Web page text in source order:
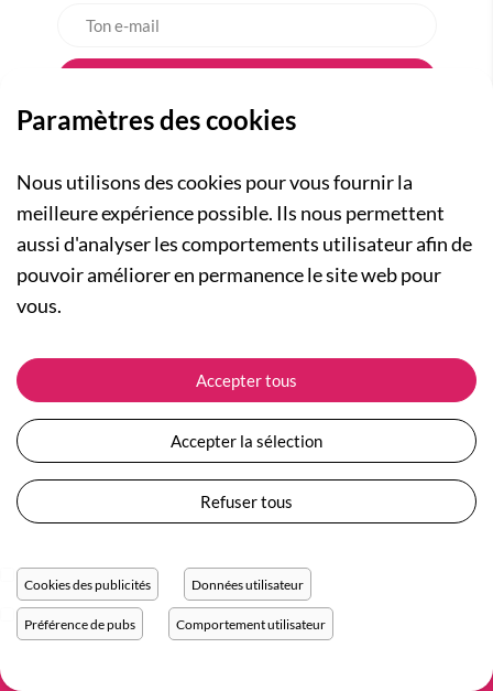
A PROPOS
Qui sommes-nous ?
Actualités
Nos engagements
Plan du site
Devenir revendeur
Collection Femme
Collection Enfants
Les Totebags
Nos différents thèmes
ASSISTANCE
Suivre ma commande
Expédition et livraison
Retour et remboursement
Moyens de paiement
Questions / Réponses
Conditions générales de vente
Protection des données personnelles
Réglage des cookies
Paramètres des cookies
Nous utilisons des cookies pour vous fournir la
meilleure expérience possible. Ils nous permettent
aussi d'analyser les comportements utilisateur afin de
pouvoir améliorer en permanence le site web pour
vous.
Accepter tous
Accepter la sélection
Refuser tous
Cookies des publicités Données utilisateur
Préférence de pubs Comportement utilisateur